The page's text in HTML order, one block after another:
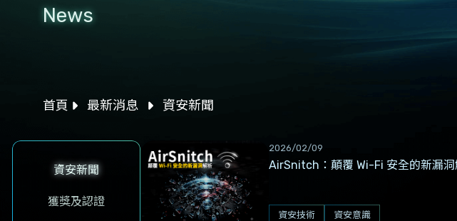
News
首頁 最新消息 資安新聞
資安新聞
獲獎及認證
2026/02/09
AirSnitch：顛覆 Wi-Fi 安全的新漏洞
資安技術 資安意識